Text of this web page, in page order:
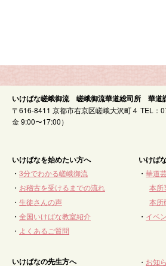
いけばな嵯峨御流 嵯峨御流華道総司所 華道
〒616-8411 京都市右京区嵯峨大沢町４ TEL：
金 9:00〜17:00）
いけばなを始めたい方へ
・ 3分でわかる嵯峨御流
・ お稽古を受けるまでの流れ
・ 生徒さんの声
・ 全国いけばな教室紹介
・ よくあるご質問
いけば
・華道
本所
本所
・ イベ
いけばなの先生方へ ・ お知